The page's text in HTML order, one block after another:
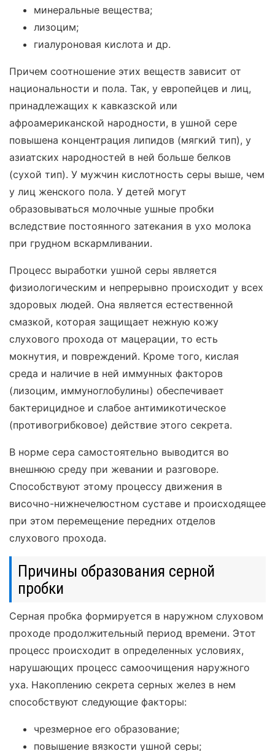
минеральные вещества;
лизоцим;
гиалуроновая кислота и др.
Причем соотношение этих веществ зависит от
национальности и пола. Так, у европейцев и лиц,
принадлежащих к кавказской или
афроамериканской народности, в ушной сере
повышена концентрация липидов (мягкий тип), у
азиатских народностей в ней больше белков
(сухой тип). У мужчин кислотность серы выше, чем
у лиц женского пола. У детей могут
образовываться молочные ушные пробки
вследствие постоянного затекания в ухо молока
при грудном вскармливании.
Процесс выработки ушной серы является
физиологическим и непрерывно происходит у всех
здоровых людей. Она является естественной
смазкой, которая защищает нежную кожу
слухового прохода от мацерации, то есть
мокнутия, и повреждений. Кроме того, кислая
среда и наличие в ней иммунных факторов
(лизоцим, иммуноглобулины) обеспечивает
бактерицидное и слабое антимикотическое
(противогрибковое) действие этого секрета.
В норме сера самостоятельно выводится во
внешнюю среду при жевании и разговоре.
Способствуют этому процессу движения в
височно-нижнечелюстном суставе и происходящее
при этом перемещение передних отделов
слухового прохода.
Причины образования серной
пробки
Серная пробка формируется в наружном слуховом
проходе продолжительный период времени. Этот
процесс происходит в определенных условиях,
нарушающих процесс самоочищения наружного
уха. Накоплению секрета серных желез в нем
способствуют следующие факторы:
чрезмерное его образование;
повышение вязкости ушной серы;